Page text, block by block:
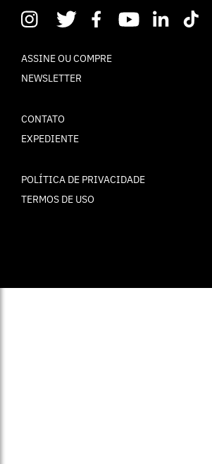
ASSINE OU COMPRE
NEWSLETTER
CONTATO
EXPEDIENTE
POLÍTICA DE PRIVACIDADE
TERMOS DE USO